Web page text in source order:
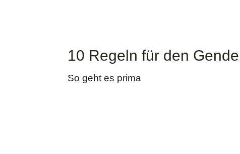
10 Regeln für den
So geht es prima